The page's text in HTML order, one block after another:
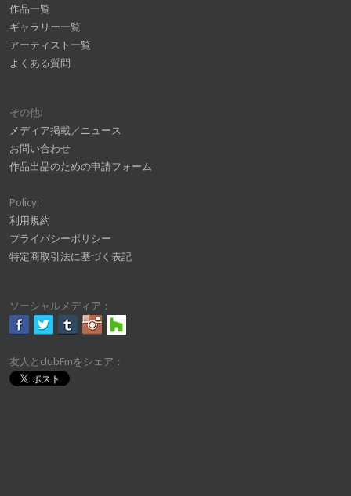
作品一覧
ギャラリー一覧
アーティスト一覧
よくある質問
その他:
メディア掲載／ニュース
お問い合わせ
作品出品のための申請フォーム
Policy:
利用規約
プライバシーポリシー
特定商取引法に基づく表記
ソーシャルメディア：
友人とclubFmをシェア：